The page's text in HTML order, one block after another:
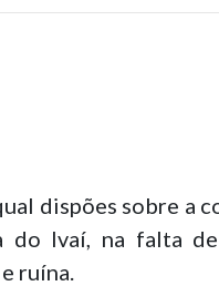
dispões sobre
Ivaí, na falta de
ruína.